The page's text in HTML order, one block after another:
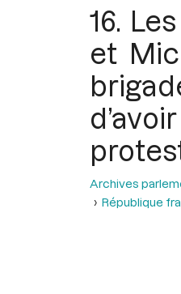
16.
et
Archives
République